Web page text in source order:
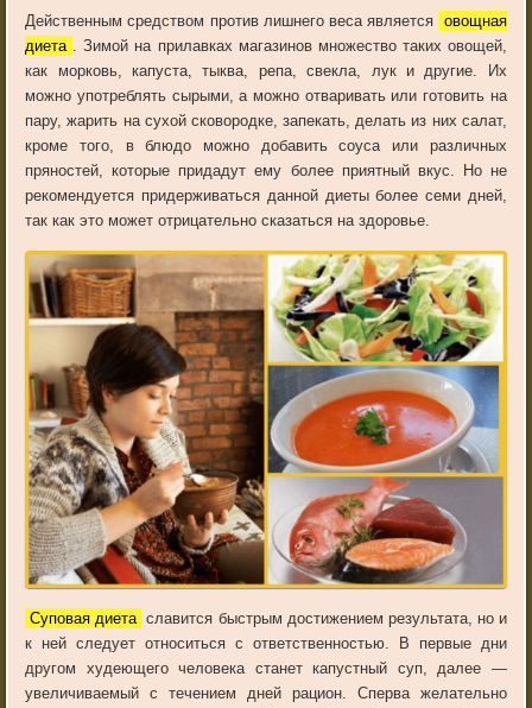
Действенным средством против лишнего веса является овощная
диета
. Зимой на прилавках магазинов множество таких овощей,
как морковь, капуста, тыква, репа, свекла, лук и другие. Их
можно употреблять сырыми, а можно отваривать или готовить на
пару, жарить на сухой сковородке, запекать, делать из них салат,
кроме того, в блюдо можно добавить соуса или различных
пряностей, которые придадут ему более приятный вкус. Но не
рекомендуется придерживаться данной диеты более семи дней,
так как это может отрицательно сказаться на здоровье.
Суповая диета славится быстрым достижением результата, но и
к ней следует относиться с ответственностью. В первые дни
другом худеющего человека станет капустный суп, далее —
увеличиваемый с течением дней рацион. Сперва желательно